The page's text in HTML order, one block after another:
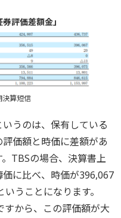
評価差額金」
算短信
いうのは、保有している
価額と時価に差額があ
TBSの場合、決算書上
に比べ、時価が396,067
うことになります。
から、この評価額が大